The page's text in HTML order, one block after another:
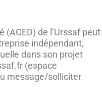
(ACED) de l’Urssaf peut
indépendant,
dans son projet
(espace
message/solliciter